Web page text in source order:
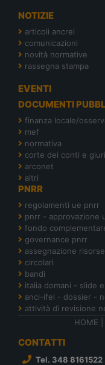
NOTIZIE
articoli ancrel
comunicazioni
novità normative
rassegna stampa
EVENTI
DOCUMENTI
finanza locale/
mef
normativa
corte dei conti e
arconet
altri
PNRR
regolamenti ue pnrr
pnrr - approvazione
fondo
governance pnrr
assegnazione risorse
circolari
bandi
italia domani - slide
anci-ifel - dossier -
attività di revisione
HOME
CONTATTI
Tel. 348 8161522